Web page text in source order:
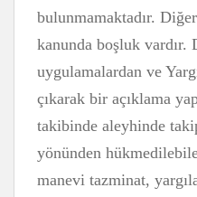
bulunmamaktadır.
kanunda boşluk vardır.
uygulamalardan ve
çıkarak bir açıklama
takibinde aleyhinde
yönünden
manevi tazminat,